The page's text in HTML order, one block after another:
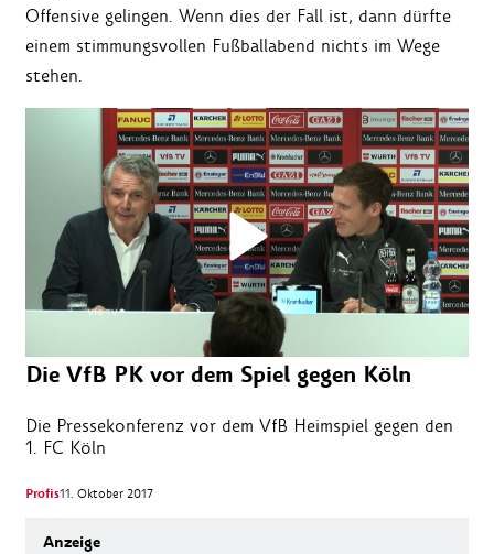
Offensive gelingen. Wenn dies der Fall ist, dann dürfte
einem stimmungsvollen Fußballabend nichts im Wege
stehen.
Die VfB PK vor dem Spiel gegen Köln
Die Pressekonferenz vor dem VfB Heimspiel gegen den
1. FC Köln
Profis11. Oktober 2017